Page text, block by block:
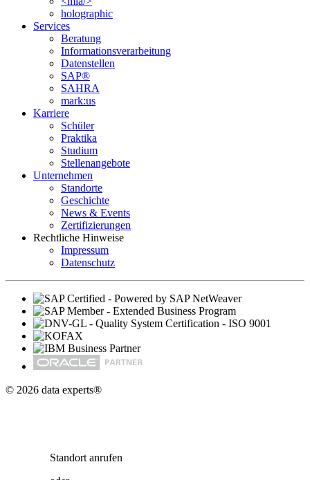
holographic
Services
Beratung
Informations­verarbeitung
Datenstellen
SAP®
SAHRA
mark:us
Karriere
Schüler
Praktika
Studium
Stellenangebote
Unternehmen
Standorte
Geschichte
News & Events
Zertifizierungen
Rechtliche Hinweise
Impressum
Datenschutz
© 2026 data experts®
Standort anrufen